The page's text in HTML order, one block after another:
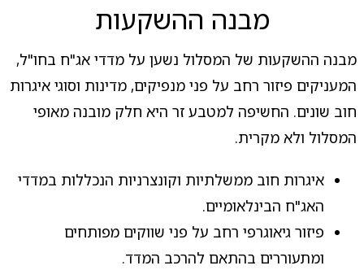
מבנה ההשקעות
מבנה ההשקעות של המסלול נשען על מדדי אג"ח בחו"ל,
המעניקים פיזור רחב על פני מנפיקים, מדינות וסוגי איגרות
חוב שונים. החשיפה למטבע זר היא חלק מובנה מאופי
המסלול ולא מקרית.
איגרות חוב ממשלתיות וקונצרניות הנכללות במדדי
האג"ח הבינלאומיים.
פיזור גיאוגרפי רחב על פני שווקים מפותחים
ומתעוררים בהתאם להרכב המדד.